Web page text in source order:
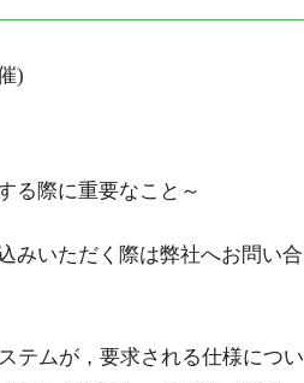
)
る際に重要なこと～
みいただく際は弊社へお問い合
テムが，要求される仕様につい